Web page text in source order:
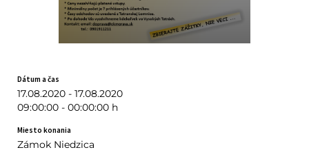
Dátum a čas
17.08.2020 - 17.08.2020
09:00:00 - 00:00:00 h
Miesto konania
Zámok Niedzica